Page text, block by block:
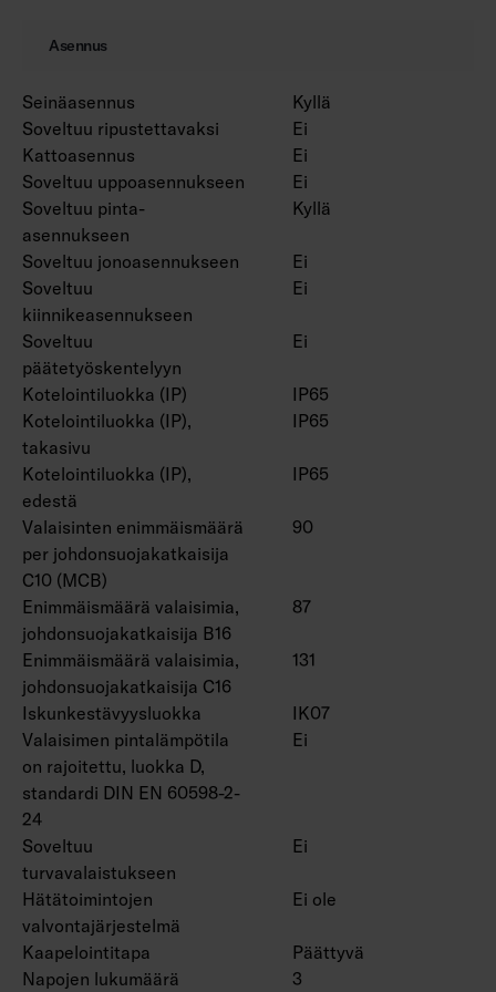
Asennus
Seinäasennus
Kyllä
Soveltuu ripustettavaksi
Ei
Kattoasennus
Ei
Soveltuu uppoasennukseen
Ei
Soveltuu pinta-
asennukseen
Kyllä
Soveltuu jonoasennukseen
Ei
Soveltuu
kiinnikeasennukseen
Ei
Soveltuu
päätetyöskentelyyn
Ei
Kotelointiluokka (IP)
IP65
Kotelointiluokka (IP),
takasivu
IP65
Kotelointiluokka (IP),
edestä
IP65
Valaisinten enimmäismäärä
per johdonsuojakatkaisija
C10 (MCB)
90
Enimmäismäärä valaisimia,
johdonsuojakatkaisija B16
87
Enimmäismäärä valaisimia,
johdonsuojakatkaisija C16
131
Iskunkestävyysluokka
IK07
Valaisimen pintalämpötila
on rajoitettu, luokka D,
standardi DIN EN 60598-2-
24
Ei
Soveltuu
turvavalaistukseen
Ei
Hätätoimintojen
valvontajärjestelmä
Ei ole
Kaapelointitapa
Päättyvä
Napojen lukumäärä
3